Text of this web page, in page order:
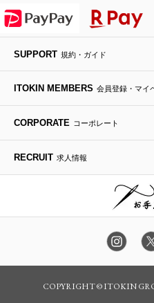
HIROKO KOSHINO
デニムジャケット
ダウンジャケット・コート
手袋
チャーム・ストラップ
ボディバッグ・メッセン
トラベルバッグ
ローファー
ドレスシューズ
ラナンキュラス
ポプリアレンジ＆フレグ
SUPPORT 規約・ガイド
ITOKIN MEMBERS 会員登録・マイ
CORPORATE コーポレート
RECRUIT 求人情報
COPYRIGHT © ITOKIN